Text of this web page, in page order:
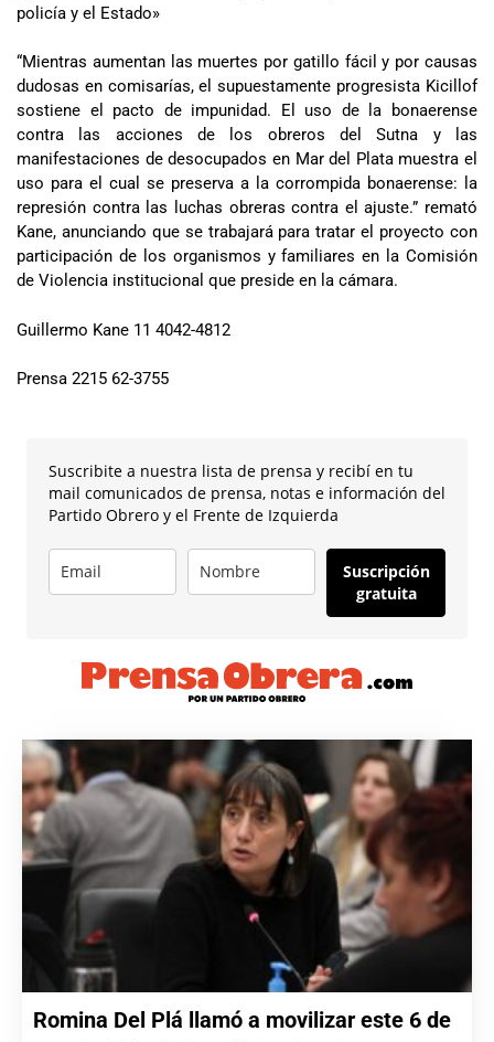
policía y el Estado»
“Mientras aumentan las muertes por gatillo fácil y por causas
dudosas en comisarías, el supuestamente progresista Kicillof
sostiene el pacto de impunidad. El uso de la bonaerense
contra las acciones de los obreros del Sutna y las
manifestaciones de desocupados en Mar del Plata muestra el
uso para el cual se preserva a la corrompida bonaerense: la
represión contra las luchas obreras contra el ajuste.” remató
Kane, anunciando que se trabajará para tratar el proyecto con
participación de los organismos y familiares en la Comisión
de Violencia institucional que preside en la cámara.
Guillermo Kane 11 4042-4812
Prensa 2215 62-3755
Suscribite a nuestra lista de prensa y recibí en tu
mail comunicados de prensa, notas e información del
Partido Obrero y el Frente de Izquierda
Suscripción
gratuita
Romina Del Plá llamó a movilizar este 6 de